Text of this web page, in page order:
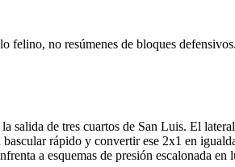
no resúmenes de bloques
salida de tres cuartos de San Luis. El
rápido y convertir ese 2x1 en
a esquemas de presión escalonada en